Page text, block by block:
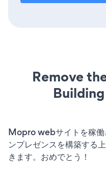
Remove
Mopro webサイトを稼働
ンプレゼンスを構築する
きます。おめでとう！